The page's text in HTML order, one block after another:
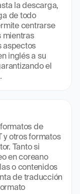
la descarga,
de todo
centrarse
mientras
aspectos
inglés a su
el
de
y otros formatos
Tanto si
en coreano
o contenidos
de traducción